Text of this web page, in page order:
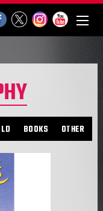
BOOKS OTHER